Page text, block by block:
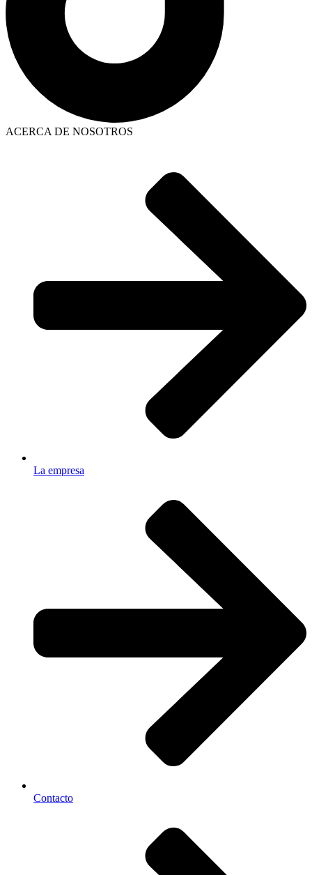
ACERCA DE NOSOTROS
La empresa
Contacto